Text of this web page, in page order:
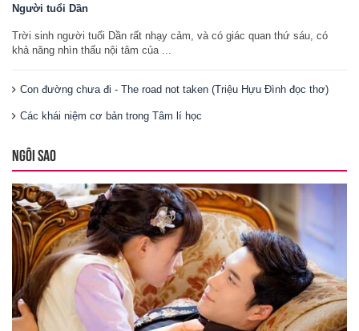
Người tuổi Dần
Trời sinh người tuổi Dần rất nhạy cảm, và có giác quan thứ sáu, có
khả năng nhìn thấu nội tâm của ...
Con đường chưa đi - The road not taken (Triệu Hựu Đình đọc thơ)
Các khái niệm cơ bản trong Tâm lí học
NGÔI SAO